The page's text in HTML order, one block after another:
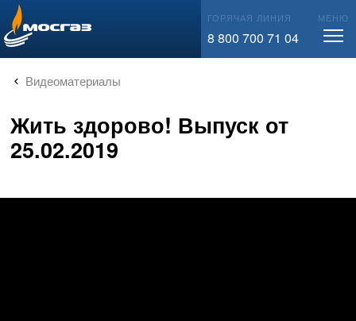
info@mos-gaz.ru ГОРЯЧАЯ ЛИНИЯ
8 800 700 71 04
МЕНЮ
Видеоматериалы
Жить здорово! Выпуск от
25.02.2019